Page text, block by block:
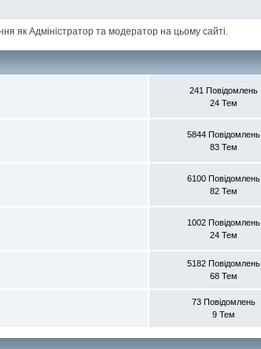
як Адміністратор та модератор на цьому сайті.
241 Повідомлень
24 Тем
5844 Повідомлень
83 Тем
6100 Повідомлень
82 Тем
1002 Повідомлень
24 Тем
5182 Повідомлень
68 Тем
73 Повідомлень
9 Тем